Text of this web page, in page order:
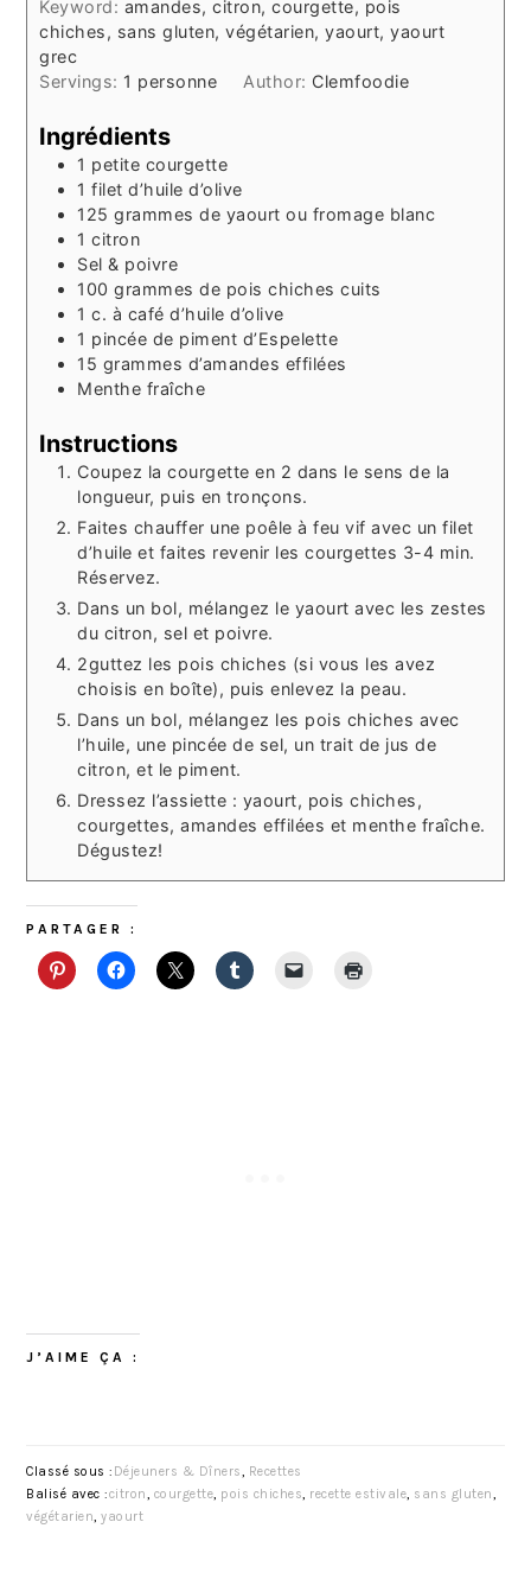
Keyword: amandes, citron, courgette, pois
chiches, sans gluten, végétarien, yaourt, yaourt
grec
Servings: 1 personne Author: Clemfoodie
Ingrédients
1 petite courgette
1 filet d’huile d’olive
125 grammes de yaourt ou fromage blanc
1 citron
Sel & poivre
100 grammes de pois chiches cuits
1 c. à café d’huile d’olive
1 pincée de piment d’Espelette
15 grammes d’amandes effilées
Menthe fraîche
Instructions
Coupez la courgette en 2 dans le sens de la
longueur, puis en tronçons.
Faites chauffer une poêle à feu vif avec un filet
d’huile et faites revenir les courgettes 3-4 min.
Réservez.
Dans un bol, mélangez le yaourt avec les zestes
du citron, sel et poivre.
2guttez les pois chiches (si vous les avez
choisis en boîte), puis enlevez la peau.
Dans un bol, mélangez les pois chiches avec
l’huile, une pincée de sel, un trait de jus de
citron, et le piment.
Dressez l’assiette : yaourt, pois chiches,
courgettes, amandes effilées et menthe fraîche.
Dégustez!
PARTAGER :
J’AIME ÇA :
Classé sous : Déjeuners & Dîners, Recettes
Balisé avec :citron, courgette, pois chiches, recette estivale, sans gluten,
végétarien,yaourt